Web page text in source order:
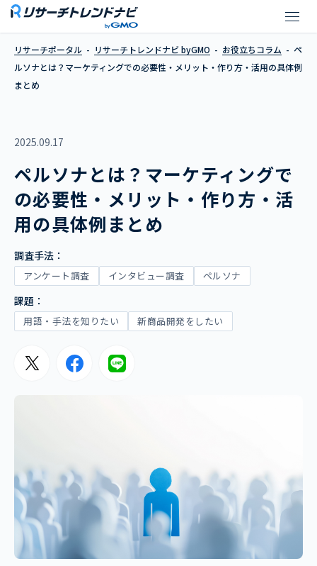
ペルソナとは？マーケティング
リサーチポータル リサーチトレンドナビ byGMO お役立ちコラム
ペ
ルソナとは？マーケティングでの必要性・メリット・作り方・活用の具体例
まとめ
2025.09.17
ペルソナとは？マーケティングで
の必要性・メリット・作り方・活
用の具体例まとめ
調査手法：
アンケート調査 インタビュー調査 ペルソナ
課題：
用語・手法を知りたい 新商品開発をしたい